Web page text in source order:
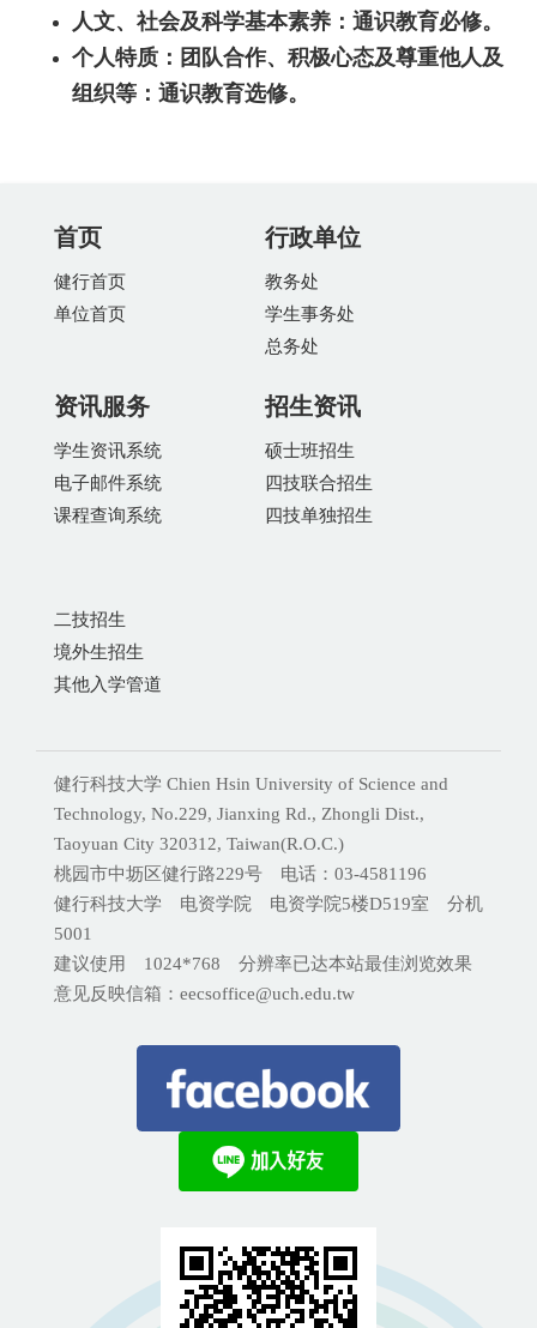
人文、社会及科学基本素养：通识教育必修。
个人特质： 团队合作、积极心态及尊重他人及
组织等：通识教育选修。
首页
健行首页
单位首页
行政单位
教务处
学生事务处
总务处
资讯服务
学生资讯系统
电子邮件系统
课程查询系统
招生资讯
硕士班招生
四技联合招生
四技单独招生
二技招生
境外生招生
其他入学管道
健行科技大学 Chien Hsin University of Science and
Technology, No.229, Jianxing Rd., Zhongli Dist.,
Taoyuan City 320312, Taiwan(R.O.C.)
桃园市中坜区健行路229号 电话：03-4581196
健行科技大学 电资学院 电资学院5楼D519室 分机
5001
建议使用 1024*768 分辨率已达本站最佳浏览效果
意见反映信箱：eecsoffice@uch.edu.tw